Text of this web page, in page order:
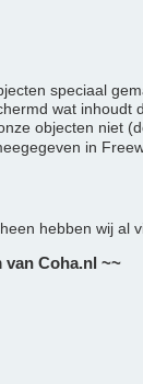
speciaal
wat inhoudt
objecten niet
in
hebben wij al
van Coha.nl ~~